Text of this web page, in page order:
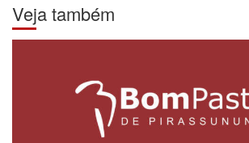
Veja também